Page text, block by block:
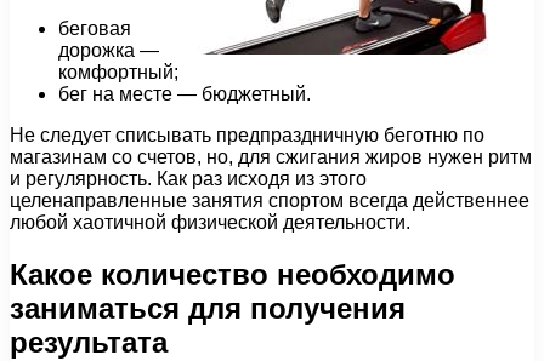
беговая
дорожка —
комфортный;
бег на месте — бюджетный.
Не следует списывать предпраздничную беготню по
магазинам со счетов, но, для сжигания жиров нужен ритм
и регулярность. Как раз исходя из этого
целенаправленные занятия спортом всегда действеннее
любой хаотичной физической деятельности.
Какое количество необходимо
заниматься для получения
результата